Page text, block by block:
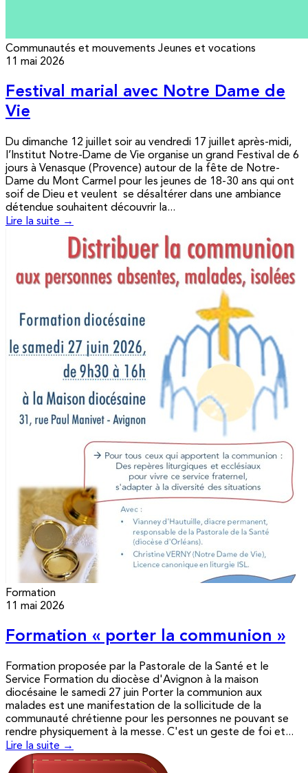
Communautés et mouvements Jeunes et vocations
11 mai 2026
Festival marial avec Notre Dame de
Vie
Du dimanche 12 juillet soir au vendredi 17 juillet après-midi,
l’Institut Notre-Dame de Vie organise un grand Festival de 6
jours à Venasque (Provence) autour de la fête de Notre-
Dame du Mont Carmel pour les jeunes de 18-30 ans qui ont
soif de Dieu et veulent se désaltérer dans une ambiance
détendue souhaitent découvrir la...
Lire la suite →
Formation
11 mai 2026
Formation « porter la communion »
Formation proposée par la Pastorale de la Santé et le
Service Formation du diocèse d'Avignon à la maison
diocésaine le samedi 27 juin Porter la communion aux
malades est une manifestation de la sollicitude de la
communauté chrétienne pour les personnes ne pouvant se
rendre physiquement à la messe. C'est un geste de foi et...
Lire la suite →